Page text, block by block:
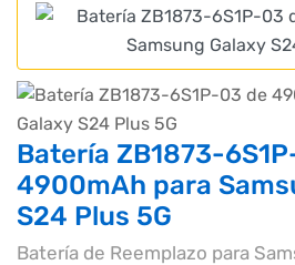
Batería ZB1873-
4900mAh para
S24 Plus 5G
Batería de Reemplazo para